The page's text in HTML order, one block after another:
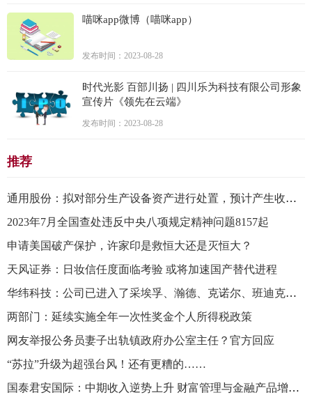
喵咪app微博（喵咪app）
发布时间：2023-08-28
时代光影 百部川扬 | 四川乐为科技有限公司形象
宣传片《领先在云端》
发布时间：2023-08-28
推荐
通用股份：拟对部分生产设备资产进行处置，预计产生收益760.67万元
2023年7月全国查处违反中央八项规定精神问题8157起
申请美国破产保护，许家印是救恒大还是灭恒大？
天风证券：日妆信任度面临考验 或将加速国产替代进程
华纬科技：公司已进入了采埃孚、瀚德、克诺尔、班迪克斯等海外知名汽车零部件供应商的全球供应链体系
两部门：延续实施全年一次性奖金个人所得税政策
网友举报公务员妻子出轨镇政府办公室主任？官方回应
“苏拉”升级为超强台风！还有更糟的……
国泰君安国际：中期收入逆势上升 财富管理与金融产品增速显著